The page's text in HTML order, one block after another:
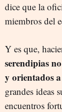
dice que la
miembros del
Y es que,
serendipias
y orientados
grandes ideas
encuentros